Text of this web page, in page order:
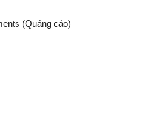
(Quảng cáo)